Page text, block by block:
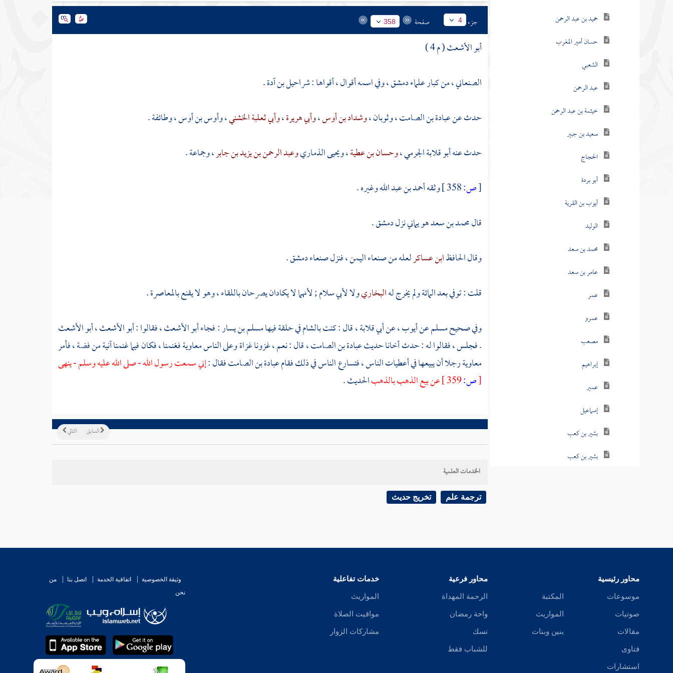
حميد بن عبد الرحمن
حسان أمير المغرب
الشعبي
عبد الرحمن
خيثمة بن عبد الرحمن
سعيد بن جبير
الحجاج
أبو بردة
أيوب بن القرية
الوليد
محمد بن سعد
عامر بن سعد
عمر
عمرو
مصعب
إبراهيم
عمير
إسماعيل
بشير بن كعب
بشير بن كعب
أبو سلام
ربعي بن حراش
جزء 4 صفحة 358
أبو الأشعث ( م 4 )
الصنعاني ، من كبار علماءدمشق ،وفي اسمه أقوال ، أقواها : شراحيل بن آدة .
حدث عنعبادة بن الصامت،وثوبان،وشداد بن أوس،وأبي هريرة،وأبي ثعلبة الخشني،وأوس بن أوس، وطائفة .
حدث عنهأبو قلابة الجرمي،وحسان بن عطية،ويحيى الذماريوعبد الرحمن بن يزيد بن جابر، وجماعة .
[ص: وثقهأحمد بن عبد اللهوغيره .
قالمحمد بن سعدهو يماني نزلدمشق.
وقال الحافظابن عساكرلعله منصنعاء اليمن، فنزلصنعاء دمشق.
قلت : توفي بعد المائة ولم يخرج لهالبخاريولالأبي سلام; لأنهما لا يكادان يصرحان باللقاء ، وهو لا يقنع بالمعاصرة .
وفي صحيحمسلمعنأيوب، عنأبي قلابة ،قال : كنتبالشامفي حلقة فيهامسلم بن يسار: فجاءأبو الأشعث، فقالوا :أبو الأشعث،أبو الأشعث
. فجلس ، فقالوا له : حدث أخانا حديثعبادة بن الصامت، قال : نعم ، غزونا غزاة وعلى الناسمعاويةفغنمنا ، فكان فيما غنمنا آنية من فضة ، فأمر
معاويةرجلا أن يبيعها في أعطيات الناس ، فتسارع الناس في ذلك فقامعبادة بن الصامتفقال :إني سمعت رسول الله - صلى الله عليه وسلم - ينهى
[ص: عن بيع الذهب بالذهبالحديث .
التالي السابق
الخدمات العلمية
ترجمة علم تخريج حديث
محاور رئيسية
موسوعات
صوتيات
مقالات
فتاوى
استشارات
المكتبة
المواريث
بنين وبنات
محاور فرعية
الرحمة المهداة
واحة رمضان
نسك
للشباب فقط
خدمات تفاعلية
المواريث
مواقيت الصلاة
مشاركات الزوار
وثيقة الخصوصية اتفاقية الخدمة اتصل بنا
من
نحن